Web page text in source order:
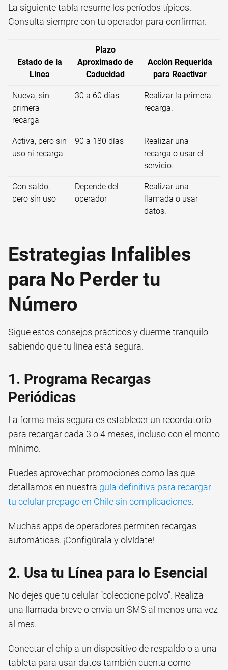
La siguiente tabla resume los períodos típicos.
Consulta siempre con tu operador para confirmar.
Estado de la
Línea
Plazo
Aproximado de
Caducidad
Acción Requerida
para Reactivar
Nueva, sin
primera
recarga
30 a 60 días
Realizar la primera
recarga.
Activa, pero sin
uso ni recarga
90 a 180 días
Realizar una
recarga o usar el
servicio.
Con saldo,
pero sin uso
Depende del
operador
Realizar una
llamada o usar
datos.
Estrategias Infalibles
para No Perder tu
Número
Sigue estos consejos prácticos y duerme tranquilo
sabiendo que tu línea está segura.
1. Programa Recargas
Periódicas
La forma más segura es establecer un recordatorio
para recargar cada 3 o 4 meses, incluso con el monto
mínimo.
Puedes aprovechar promociones como las que
detallamos en nuestra guía definitiva para recargar
tu celular prepago en Chile sin complicaciones.
Muchas apps de operadores permiten recargas
automáticas. ¡Configúrala y olvídate!
2. Usa tu Línea para lo Esencial
No dejes que tu celular "coleccione polvo". Realiza
una llamada breve o envía un SMS al menos una vez
al mes.
Conectar el chip a un dispositivo de respaldo o a una
tableta para usar datos también cuenta como